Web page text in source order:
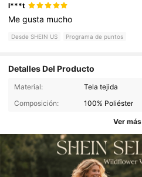
l***t
Megusta mucho
Desde SHEIN US Programa de puntos
Detalles Del Producto
Material:
Tela tejida
Composición:
100% Poliéster
Ver más